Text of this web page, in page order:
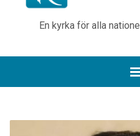
En kyrka för alla